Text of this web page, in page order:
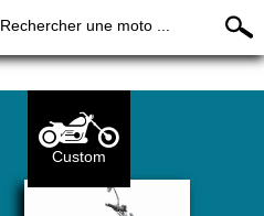
Rechercher une moto ...
Custom